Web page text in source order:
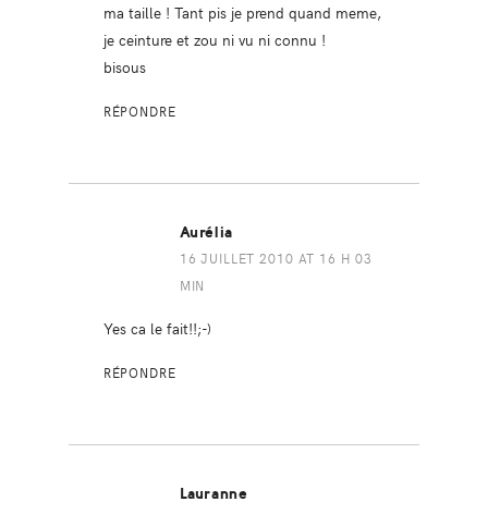
ma taille ! Tant pis je prend quand meme,
je ceinture et zou ni vu ni connu !
bisous
RÉPONDRE
Aurélia
16 JUILLET 2010 AT 16 H 03
MIN
Yes ca le fait!!;-)
RÉPONDRE
Lauranne